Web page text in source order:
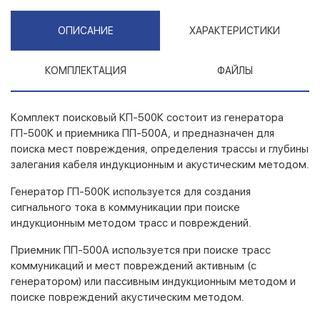
ОПИСАНИЕ ХАРАКТЕРИСТИКИ
КОМПЛЕКТАЦИЯ ФАЙЛЫ
Комплект поисковый КП-500К состоит из генератора
ГП-500К и приемника ПП-500А, и предназначен для
поиска мест повреждения, определения трассы и глубины
залегания кабеля индукционным и акустическим методом.
Генератор ГП-500К используется для создания
сигнального тока в коммуникации при поиске
индукционным методом трасс и повреждений.
Приемник ПП-500А используется при поиске трасс
коммуникаций и мест повреждений активным (с
генератором) или пассивным индукционным методом и
поиске повреждений акустическим методом.